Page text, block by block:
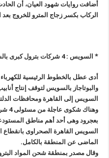
أضافت روايات شهود العيان، أن
الركاب بكسر زجاج المترو للخروج
* السويس : 4 شركات بترول كبرى بالسويس بدون كهرباء
أدى عطل بالخطوط الرئيسية
والبوتاجاز بالسويس لتوقف إنتاج
السويس إلى القاهرة ومحافظات
بعجرود وهى أحد أهم مناطق
الماضى عن المنطقة بالكامل.
وقال مصدر بمنطقة شحن المواد